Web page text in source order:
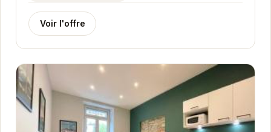
Voir l'offre